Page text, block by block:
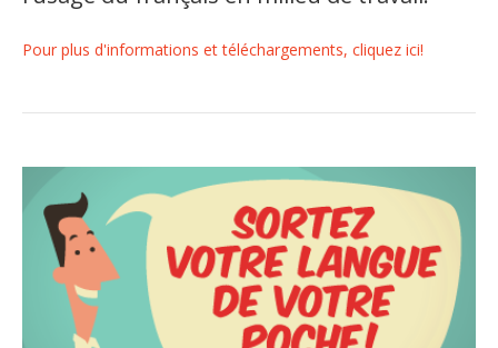
Pour plus d'informations et téléchargements, cliquez ici!